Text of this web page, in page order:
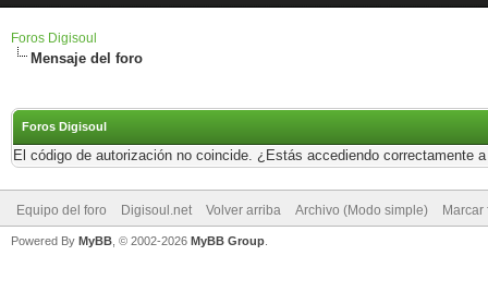
Foros Digisoul
Mensaje del foro
Foros Digisoul
El código de autorización no coincide. ¿Estás accediendo correctamente
Equipo del foro Digisoul.net Volver arriba Archivo (Modo simple)
Powered By MyBB , © 2002-2026 MyBB Group